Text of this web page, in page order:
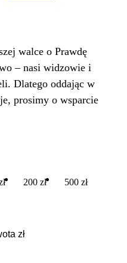
walce o Prawdę
– nasi widzowie i
Dlatego oddając w
prosimy o wsparcie
200 zł 500 zł